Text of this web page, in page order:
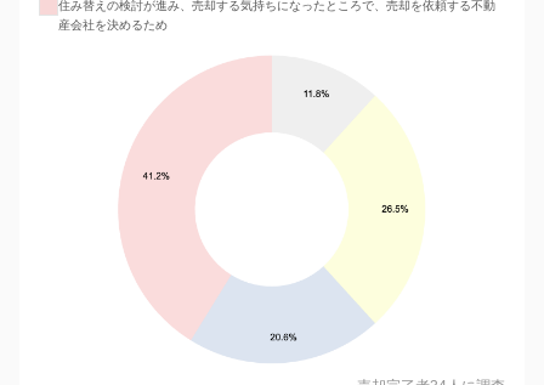
住み替えの検討が進み、売却する気持ちになったところで、売却を依頼する不動
産会社を決めるため